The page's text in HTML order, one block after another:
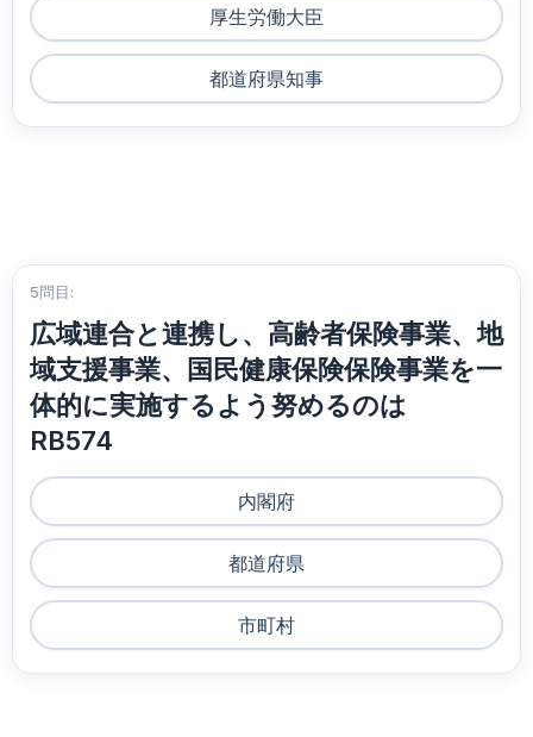
厚生労働大臣
都道府県知事
5問目:
広域連合と連携し、高齢者保険事業、地
域支援事業、国民健康保険保険事業を一
体的に実施するよう努めるのは
RB574
内閣府
都道府県
市町村